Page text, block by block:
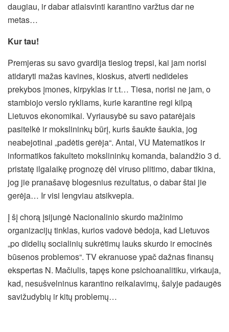
daugiau, ir dabar atlaisvinti karantino varžtus dar ne
metas…
Kur tau!
Premjeras su savo gvardija tiesiog trepsi, kai jam norisi
atidaryti mažas kavines, kioskus, atverti nedideles
prekybos įmones, kirpyklas ir t.t… Tiesa, norisi ne jam, o
stambiojo verslo rykliams, kurie karantine regi kilpą
Lietuvos ekonomikai. Vyriausybė su savo patarėjais
pasitelkė ir mokslininkų būrį, kuris šaukte šaukia, jog
neabejotinai „padėtis gerėja“. Antai, VU Matematikos ir
informatikos fakulteto mokslininkų komanda, balandžio 3 d.
pristatę ilgalaikę prognozę dėl viruso plitimo, dabar tikina,
jog jie pranašavę blogesnius rezultatus, o dabar štai jie
gerėja… Ir visi lengviau atsikvepia.
Į šį chorą įsijungė Nacionalinio skurdo mažinimo
organizacijų tinklas, kurios vadovė bėdoja, kad Lietuvos
„po didelių socialinių sukrėtimų lauks skurdo ir emocinės
būsenos problemos“. TV ekranuose ypač dažnas finansų
ekspertas N. Mačiulis, tapęs kone psichoanalitiku, virkauja,
kad, nesušvelninus karantino reikalavimų, šalyje padaugės
savižudybių ir kitų problemų…